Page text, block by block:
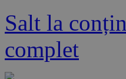
Salt la
complet